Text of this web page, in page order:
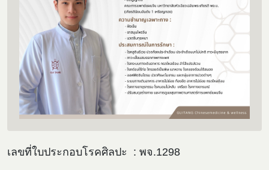
เลขที่ใบประกอบโรคศิลปะ : พจ.1298